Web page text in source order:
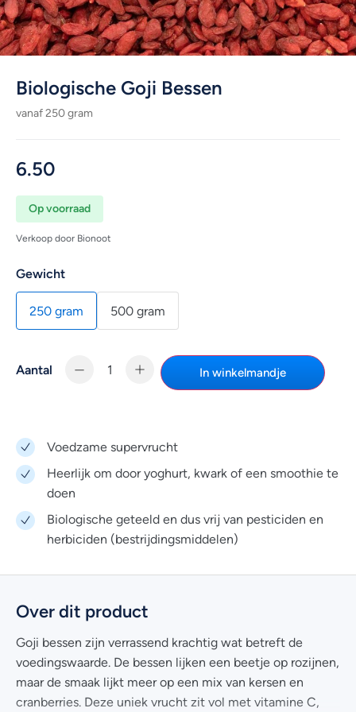
Biologische Goji Bessen
vanaf 250 gram
6.50
Op voorraad
Verkoop door Bionoot
Gewicht
250 gram 500 gram
Aantal In winkelmandje
Voedzame supervrucht
Heerlijk om door yoghurt, kwark of een smoothie te
doen
Biologische geteeld en dus vrij van pesticiden en
herbiciden (bestrijdingsmiddelen)
Over dit product
Goji bessen zijn verrassend krachtig wat betreft de
voedingswaarde. De bessen lijken een beetje op rozijnen,
maar de smaak lijkt meer op een mix van kersen en
cranberries. Deze uniek vrucht zit vol met vitamine C,